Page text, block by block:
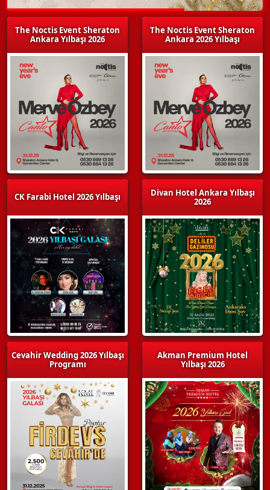
The Noctis Event Sheraton
Ankara Yılbaşı 2026
CK Farabi Hotel 2026 Yılbaşı
Cevahir Wedding 2026 Yılbaşı
Programı
The Noctis Event Sheraton
Ankara 2026 Yılbaşı
Divan Hotel Ankara Yılbaşı
2026
Akman Premium Hotel
Yılbaşı 2026